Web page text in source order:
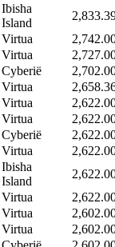
Ibisha
Island
Virtua
Virtua
Cyberië
Virtua
Virtua
Virtua
Cyberië
Virtua
Ibisha
Island
Virtua
Virtua
Virtua